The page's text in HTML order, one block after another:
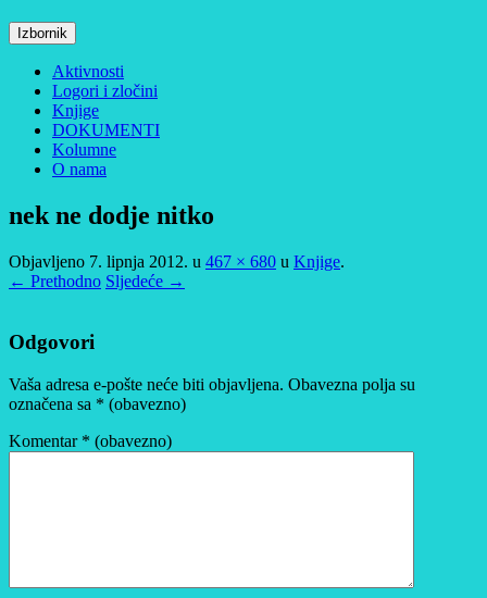
Izbornik
Aktivnosti
Logori i zločini
Knjige
DOKUMENTI
Kolumne
O nama
nek ne dodje nitko
Objavljeno 7. lipnja 2012. u 467 × 680 u Knjige.
← Prethodno Sljedeće →
Odgovori
Vaša adresa e-pošte neće biti objavljena. Obavezna polja su
označena sa * (obavezno)
Komentar * (obavezno)